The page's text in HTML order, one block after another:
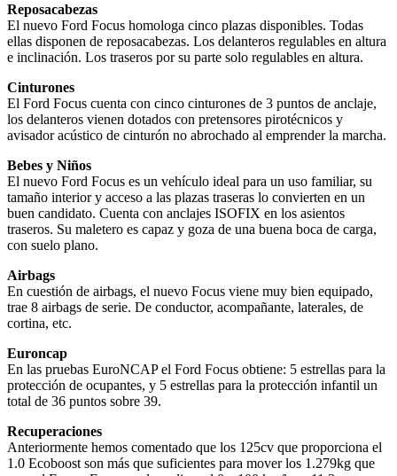
Reposacabezas
El nuevo Ford Focus homologa cinco plazas disponibles. Todas
ellas disponen de reposacabezas. Los delanteros regulables en altura
e inclinación. Los traseros por su parte solo regulables en altura.
Cinturones
El Ford Focus cuenta con cinco cinturones de 3 puntos de anclaje,
los delanteros vienen dotados con pretensores pirotécnicos y
avisador acústico de cinturón no abrochado al emprender la marcha.
Bebes y Niños
El nuevo Ford Focus es un vehículo ideal para un uso familiar, su
tamaño interior y acceso a las plazas traseras lo convierten en un
buen candidato. Cuenta con anclajes ISOFIX en los asientos
traseros. Su maletero es capaz y goza de una buena boca de carga,
con suelo plano.
Airbags
En cuestión de airbags, el nuevo Focus viene muy bien equipado,
trae 8 airbags de serie. De conductor, acompañante, laterales, de
cortina, etc.
Euroncap
En las pruebas EuroNCAP el Ford Focus obtiene: 5 estrellas para la
protección de ocupantes, y 5 estrellas para la protección infantil un
total de 36 puntos sobre 39.
Recuperaciones
Anteriormente hemos comentado que los 125cv que proporciona el
1.0 Ecoboost son más que suficientes para mover los 1.279kg que